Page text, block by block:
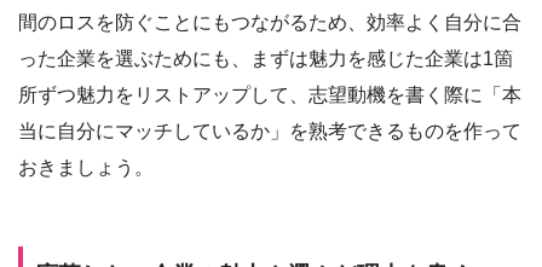
間のロスを防ぐことにもつながるため、効率よく自分に合
った企業を選ぶためにも、まずは魅力を感じた企業は1箇
所ずつ魅力をリストアップして、志望動機を書く際に「本
当に自分にマッチしているか」を熟考できるものを作って
おきましょう。